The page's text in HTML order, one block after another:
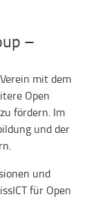
–
mit dem
Open
fördern. Im
und der
und
für Open